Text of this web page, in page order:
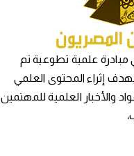
مبادرة علمية تطوعية تم
في 4/8/2014، بهدف إثراء المحتوى العلمي
والأخبار العلمية للمهتمين